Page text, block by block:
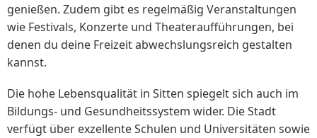
genießen. Zudem gibt es regelmäßig Veranstaltungen
wie Festivals, Konzerte und Theateraufführungen, bei
denen du deine Freizeit abwechslungsreich gestalten
kannst.
Die hohe Lebensqualität in Sitten spiegelt sich auch im
Bildungs- und Gesundheitssystem wider. Die Stadt
verfügt über exzellente Schulen und Universitäten sowie